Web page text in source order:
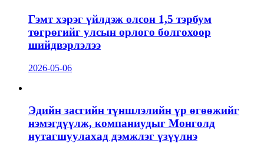
Гэмт хэрэг үйлдэж олсон 1,5 тэрбум
төгрөгийг улсын орлого болгохоор
шийдвэрлэлээ
2026-05-06
Эдийн засгийн түншлэлийн үр өгөөжийг
нэмэгдүүлж, компаниудыг Монголд
нутагшуулахад дэмжлэг үзүүлнэ